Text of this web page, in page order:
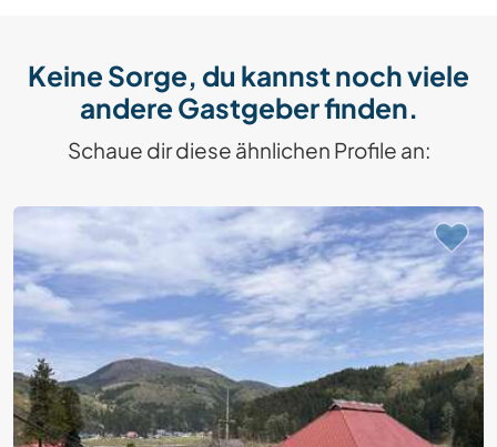
Keine Sorge, du kannst noch viele
andere Gastgeber finden.
Schaue dir diese ähnlichen Profile an: